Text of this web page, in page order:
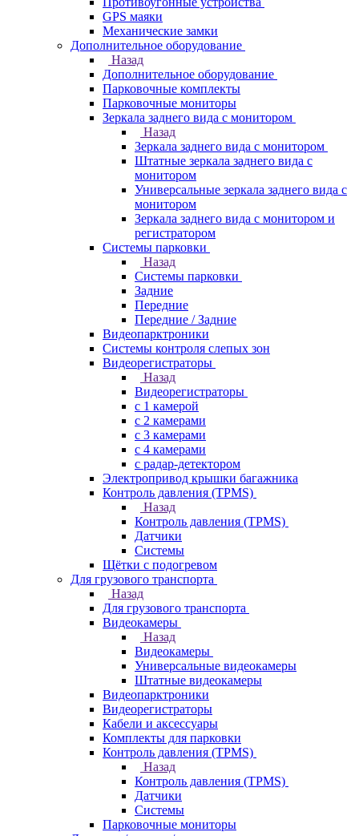
GPS маяки
Механические замки
Дополнительное оборудование
Назад
Дополнительное оборудование
Парковочные комплекты
Парковочные мониторы
Зеркала заднего вида с монитором
Назад
Зеркала заднего вида с монитором
Штатные зеркала заднего вида с
монитором
Универсальные зеркала заднего вида с
монитором
Зеркала заднего вида с монитором и
регистратором
Системы парковки
Назад
Системы парковки
Задние
Передние
Передние / Задние
Видеопарктроники
Системы контроля слепых зон
Видеорегистраторы
Назад
Видеорегистраторы
с 1 камерой
с 2 камерами
с 3 камерами
с 4 камерами
с радар-детектором
Электропривод крышки багажника
Контроль давления (TPMS)
Назад
Контроль давления (TPMS)
Датчики
Системы
Щётки с подогревом
Для грузового транспорта
Назад
Для грузового транспорта
Видеокамеры
Назад
Видеокамеры
Универсальные видеокамеры
Штатные видеокамеры
Видеопарктроники
Видеорегистраторы
Кабели и аксессуары
Комплекты для парковки
Контроль давления (TPMS)
Назад
Контроль давления (TPMS)
Датчики
Системы
Парковочные мониторы